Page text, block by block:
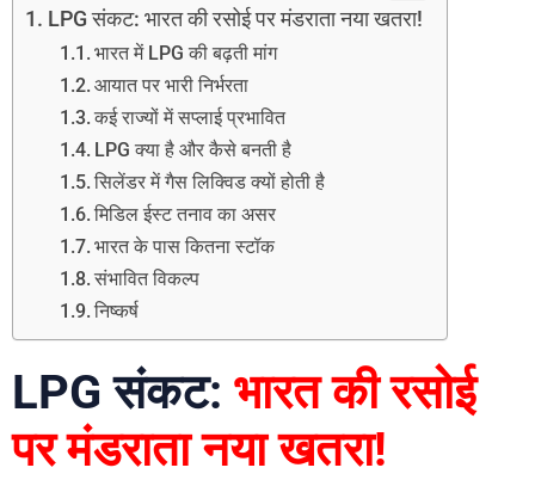
LPG संकट: भारत की रसोई पर मंडराता नया खतरा!
भारत में LPG की बढ़ती मांग
आयात पर भारी निर्भरता
कई राज्यों में सप्लाई प्रभावित
LPG क्या है और कैसे बनती है
सिलेंडर में गैस लिक्विड क्यों होती है
मिडिल ईस्ट तनाव का असर
भारत के पास कितना स्टॉक
संभावित विकल्प
निष्कर्ष
LPG संकट: भारत की रसोई
पर मंडराता नया खतरा!